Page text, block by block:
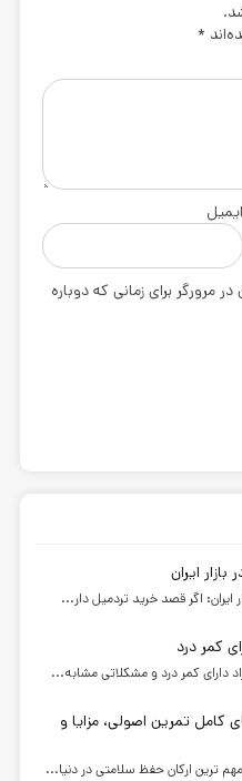
*
ایمیل
مرورگر برای زمانی که دوباره
ایران
ایران: اگر قصد خرید تردمیل دار...
کمر درد
دارای کمر درد و مشکلاتی مشابه...
کامل تمرین اصولی، مزایا و
ترین ارکان حفظ سلامتی در دنیا...